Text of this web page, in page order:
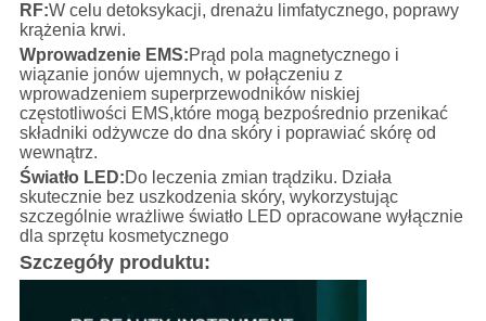
RF:W celu detoksykacji, drenażu limfatycznego, poprawy
krążenia krwi.
Wprowadzenie EMS:Prąd pola magnetycznego i
wiązanie jonów ujemnych, w połączeniu z
wprowadzeniem superprzewodników niskiej
częstotliwości EMS,które mogą bezpośrednio przenikać
składniki odżywcze do dna skóry i poprawiać skórę od
wewnątrz.
Światło LED:Do leczenia zmian trądziku. Działa
skutecznie bez uszkodzenia skóry, wykorzystując
szczególnie wrażliwe światło LED opracowane wyłącznie
dla sprzętu kosmetycznego
Szczegóły produktu: